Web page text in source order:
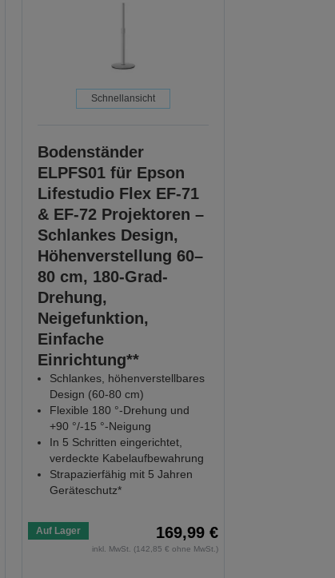
Schnellansicht
Bodenständer
ELPFS01 für Epson
Lifestudio Flex EF-71
& EF-72 Projektoren –
Schlankes Design,
Höhenverstellung 60–
80 cm, 180-Grad-
Drehung,
Neigefunktion,
Einfache
Einrichtung**
Schlankes, höhenverstellbares
Design (60-80 cm)
Flexible 180 °-Drehung und
+90 °/-15 °-Neigung
In 5 Schritten eingerichtet,
verdeckte Kabelaufbewahrung
Strapazierfähig mit 5 Jahren
Geräteschutz*
Auf Lager 169,99 €
inkl. MwSt. (142,85 € ohne MwSt.)